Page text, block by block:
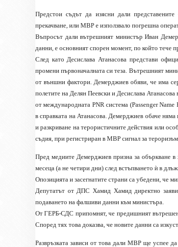
Предстои съдът да изясни дали
прекачване, или МВР е използвало погрешна
Въпросът дали вътрешният министър Иван
данни, е основният спорен момент, по който тече
След като Десислава Атанасова представи
промени първоначалната си теза. Вътрешният
от външни фактори. Демерджиев обяви, че има
полетите на Делян Пеевски и Десислава
от международната PNR система (Passenger
в справката на Атанасова. Демерджиев обаче няма
и разкриване на терористичните действия или
съдия, при регистриран в МВР сигнал за
Пред медиите Демерджиев призна за объркване в
месеца (а не четири дни) след встъпването ѝ в
Опозицията и засегнатите страни са убедени, че
Депутатът от ДПС Хамид Хамид директно
подаването на фалшиви данни към министъра.
От ГЕРБ-СДС припомнят, че предишният
Според тях това доказва, че новите данни са
Развръзката зависи от това дали МВР ще успее